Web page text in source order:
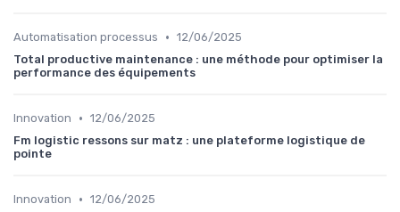
Automatisation processus • 12/06/2025
Total productive maintenance : une méthode pour optimiser la
performance des équipements
Innovation • 12/06/2025
Fm logistic ressons sur matz : une plateforme logistique de
pointe
Innovation • 12/06/2025